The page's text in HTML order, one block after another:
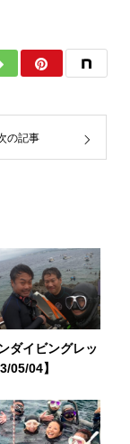
の記事
ダイビングレッ
05/04】